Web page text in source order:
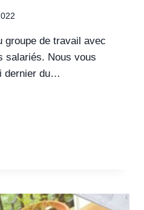
groupe de travail avec
salariés. Nous vous
dernier du…